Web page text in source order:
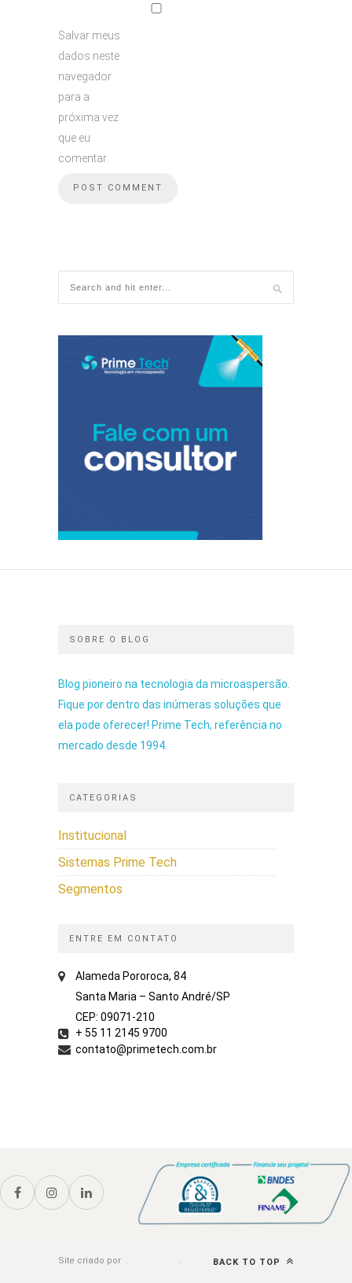
Salvar meus
dados neste
navegador
para a
próxima vez
que eu
comentar.
SOBRE O BLOG
Blog pioneiro na tecnologia da microaspersão.
Fique por dentro das inúmeras soluções que
ela pode oferecer! Prime Tech, referência no
mercado desde 1994.
CATEGORIAS
Institucional
Sistemas Prime Tech
Segmentos
ENTRE EM CONTATO
Alameda Pororoca, 84
Santa Maria – Santo André/SP
CEP: 09071-210
+ 55 11 2145 9700
contato@primetech.com.br
Site criado por . BACK TO TOP